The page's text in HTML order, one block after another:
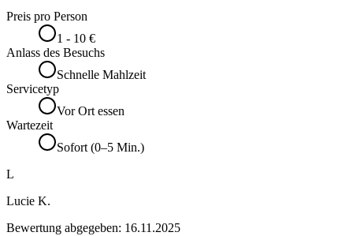
Preis pro Person
1 - 10 €
Anlass des Besuchs
Schnelle Mahlzeit
Servicetyp
Vor Ort essen
Wartezeit
Sofort (0–5 Min.)
L
Lucie K.
Bewertung abgegeben: 16.11.2025